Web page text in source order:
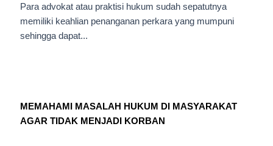
Para advokat atau praktisi hukum sudah sepatutnya
memiliki keahlian penanganan perkara yang mumpuni
sehingga dapat...
MEMAHAMI MASALAH HUKUM DI MASYARAKAT
AGAR TIDAK MENJADI KORBAN